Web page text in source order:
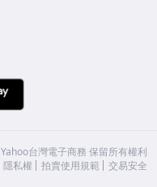
Yahoo台灣電子商務 保留所有權利
隱私權 拍賣使用規範 交易安全